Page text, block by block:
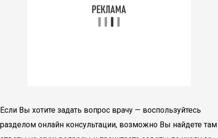
Если Вы хотите задать вопрос врачу — воспользуйтесь
разделом онлайн консультации, возможно Вы найдете там